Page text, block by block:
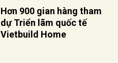
Hơn 900 gian hàng tham
dự Triển lãm quốc tế
Vietbuild Home